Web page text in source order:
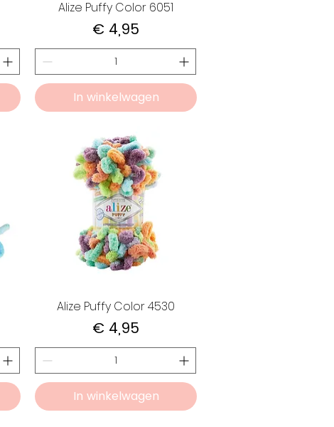
Alize Puffy Color 6051
Prijs
€ 4,95
In winkelwagen
Alize Puffy Color 4530
Prijs
€ 4,95
In winkelwagen